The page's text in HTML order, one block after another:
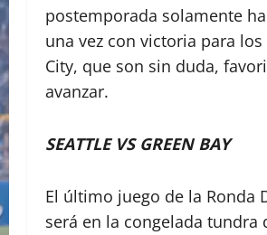
postemporada solamente
una vez con victoria para los
City, que son sin duda,
avanzar.
SEATTLE VS GREEN BAY
El último juego de la Ronda
será en la congelada tundra